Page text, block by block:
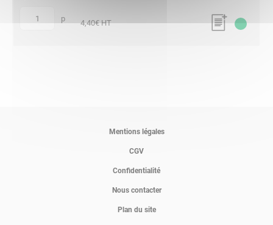
quantité p 4,40€ HT
Mentions légales
CGV
Confidentialité
Nous contacter
Plan du site